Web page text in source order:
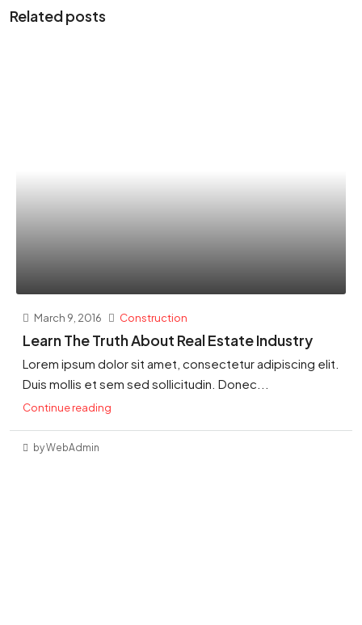
Related posts
March 9, 2016 Construction
Learn The Truth About Real Estate Industry
Lorem ipsum dolor sit amet, consectetur adipiscing elit.
Duis mollis et sem sed sollicitudin. Donec...
Continue reading
by WebAdmin